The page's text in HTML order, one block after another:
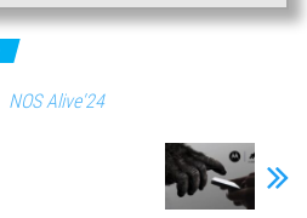
NOS Alive'24